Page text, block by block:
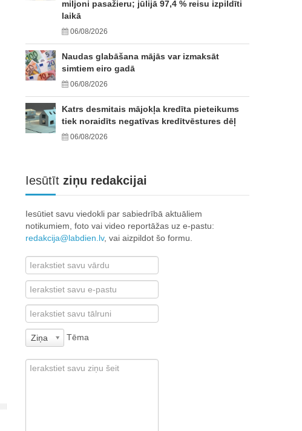
miljoni pasažieru; jūlijā 97,4 % reisu izpildīti
laikā
06/08/2026
Naudas glabāšana mājās var izmaksāt
simtiem eiro gadā
06/08/2026
Katrs desmitais mājokļa kredīta pieteikums
tiek noraidīts negatīvas kredītvēstures dēļ
06/08/2026
Iesūtīt ziņu redakcijai
Iesūtiet savu viedokli par sabiedrībā aktuāliem
notikumiem, foto vai video reportāžas uz e-pastu:
redakcija@labdien.lv, vai aizpildot šo formu.
Ziņa Tēma